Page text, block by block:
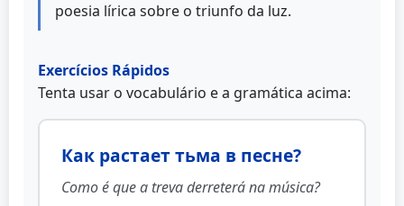
poesia lírica sobre o triunfo da luz.
Exercícios Rápidos
Tenta usar o vocabulário e a gramática acima:
Как растает тьма в песне?
Como é que a treva derreterá na música?